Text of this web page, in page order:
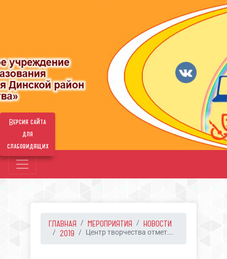
Версия сайта
для
слабовидящих
ГЛАВНАЯ МЕРОПРИЯТИЯ
НОВОСТИ
2019
Центр творчества отмет...